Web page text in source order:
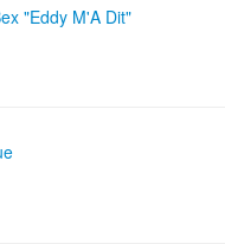
"Eddy M'A Dit"